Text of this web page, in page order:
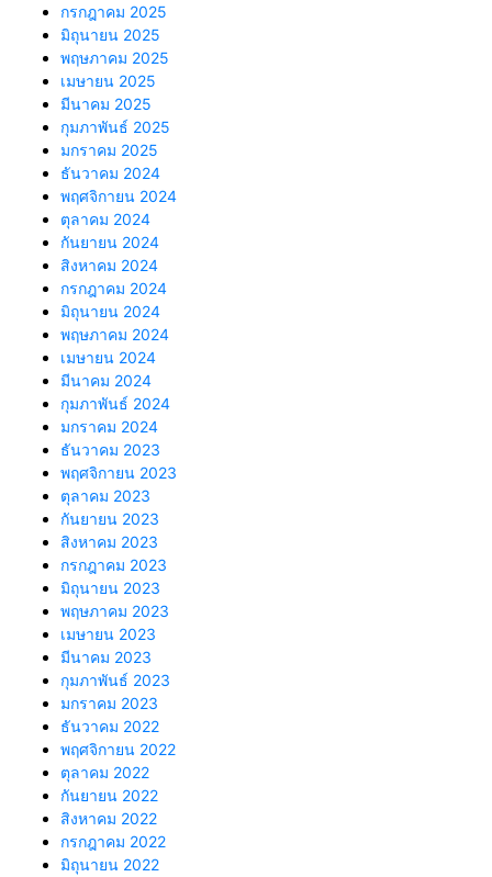
กรกฎาคม 2025
มิถุนายน 2025
พฤษภาคม 2025
เมษายน 2025
มีนาคม 2025
กุมภาพันธ์ 2025
มกราคม 2025
ธันวาคม 2024
พฤศจิกายน 2024
ตุลาคม 2024
กันยายน 2024
สิงหาคม 2024
กรกฎาคม 2024
มิถุนายน 2024
พฤษภาคม 2024
เมษายน 2024
มีนาคม 2024
กุมภาพันธ์ 2024
มกราคม 2024
ธันวาคม 2023
พฤศจิกายน 2023
ตุลาคม 2023
กันยายน 2023
สิงหาคม 2023
กรกฎาคม 2023
มิถุนายน 2023
พฤษภาคม 2023
เมษายน 2023
มีนาคม 2023
กุมภาพันธ์ 2023
มกราคม 2023
ธันวาคม 2022
พฤศจิกายน 2022
ตุลาคม 2022
กันยายน 2022
สิงหาคม 2022
กรกฎาคม 2022
มิถุนายน 2022